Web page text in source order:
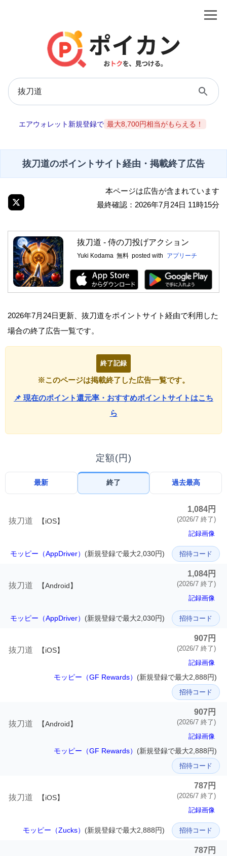
エアウォレット新規登録で 最大8,700円相当がもらえる！
抜刀道のポイントサイト経由・掲載終了広告
本ページは広告が含まれています
最終確認：2026年7月24日 11時15分
抜刀道 - 侍の刀投げアクション
Yuki Kodama 無料 posted with アプリーチ
2026年7月24日更新、抜刀道をポイントサイト経由で利用した
場合の終了広告一覧です。
終了記録
※このページは掲載終了した広告一覧です。
📌 現在のポイント還元率・おすすめポイントサイトはこち
ら
定額(円)
最新 終了 過去最高
抜刀道 【iOS】
1,084円
(2026/7 終了)
記録画像
モッピー（AppDriver） (新規登録で最大2,030円) 招待コード
抜刀道 【Android】
1,084円
(2026/7 終了)
記録画像
モッピー（AppDriver） (新規登録で最大2,030円) 招待コード
抜刀道 【iOS】
907円
(2026/7 終了)
記録画像
モッピー（GF Rewards） (新規登録で最大2,888円)
招待コード
抜刀道 【Android】
907円
(2026/7 終了)
記録画像
モッピー（GF Rewards） (新規登録で最大2,888円)
招待コード
抜刀道 【iOS】
787円
(2026/7 終了)
記録画像
モッピー（Zucks） (新規登録で最大2,888円) 招待コード
787円